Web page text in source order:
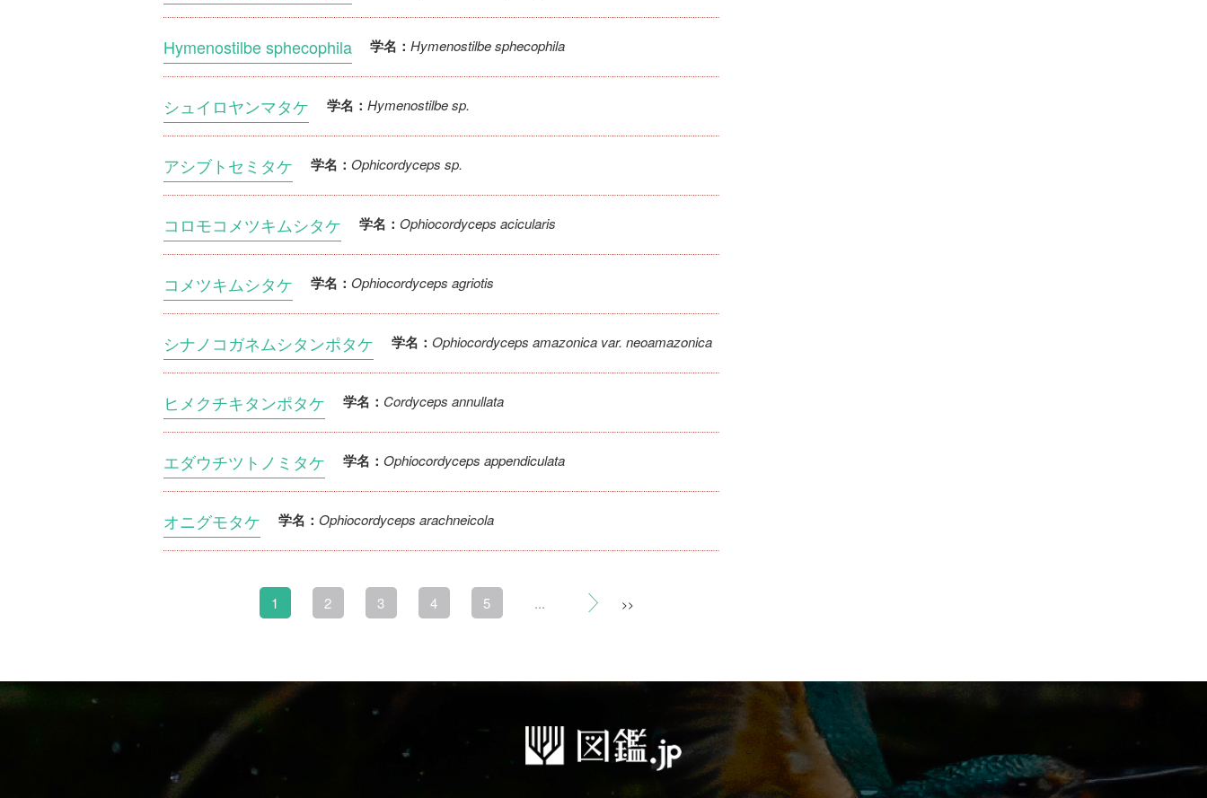
Hymenostilbe sphecophila 学名： Hymenostilbe sphecophila
シュイロヤンマタケ 学名： Hymenostilbe sp.
アシブトセミタケ 学名： Ophicordyceps sp.
コロモコメツキムシタケ 学名： Ophiocordyceps acicularis
コメツキムシタケ 学名： Ophiocordyceps agriotis
シナノコガネムシタンポタケ 学名： Ophiocordyceps amazonica var. neoamazonica
ヒメクチキタンポタケ 学名： Cordyceps annullata
エダウチツトノミタケ 学名： Ophiocordyceps appendiculata
オニグモタケ 学名： Ophiocordyceps arachneicola
1 2 3 4 5 ... >>